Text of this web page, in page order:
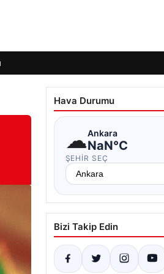
Hava Durumu
☁Ankara
NaN°C
ŞEHIR SEÇ
Bizi Takip Edin